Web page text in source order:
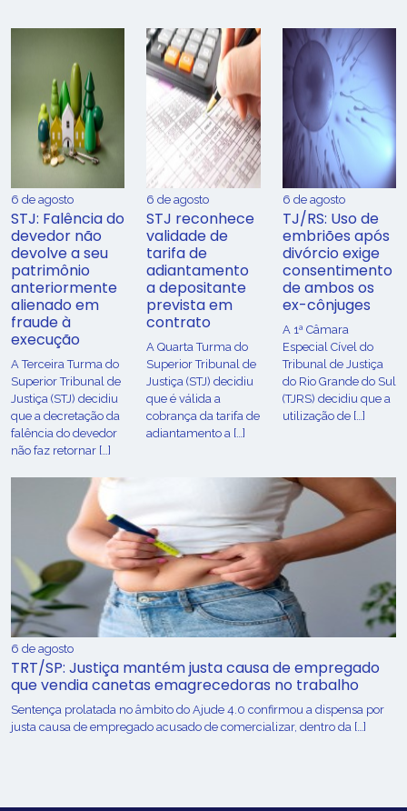
6 de agosto
STJ: Falência do
devedor não
devolve a seu
patrimônio
anteriormente
alienado em
fraude à
execução
A Terceira Turma do
Superior Tribunal de
Justiça (STJ) decidiu
que a decretação da
falência do devedor
não faz retornar […]
6 de agosto
STJ reconhece
validade de
tarifa de
adiantamento
a depositante
prevista em
contrato
A Quarta Turma do
Superior Tribunal de
Justiça (STJ) decidiu
que é válida a
cobrança da tarifa de
adiantamento a […]
6 de agosto
TJ/RS: Uso de
embriões após
divórcio exige
consentimento
de ambos os
ex-cônjuges
A 1ª Câmara
Especial Cível do
Tribunal de Justiça
do Rio Grande do Sul
(TJRS) decidiu que a
utilização de […]
6 de agosto
TRT/SP: Justiça mantém justa causa de empregado
que vendia canetas emagrecedoras no trabalho
Sentença prolatada no âmbito do Ajude 4.0 confirmou a dispensa por
justa causa de empregado acusado de comercializar, dentro da […]